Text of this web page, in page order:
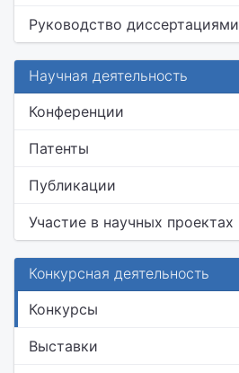
Руководство диссертациями
Научная деятельность
Конференции
Патенты
Публикации
Участие в научных проектах
Конкурсная деятельность
Конкурсы
Выставки